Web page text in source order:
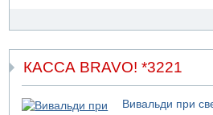
Двое погибших при столкновении
Пресс-служба ЦАХАЛа сообщила
подземного арсенала "Хизбаллы"
09.08.2026 18:19
КАССА BRAVO! *3221
Вивальди при